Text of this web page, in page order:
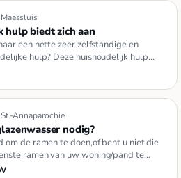
Maassluis
hulp biedt zich aan
een nette zeer zelfstandige en
hulp? Deze huishoudelijk hulp
St.-Annaparochie
nodig?
om de ramen te doen,of bent u niet die
ramen van uw woning/pand te